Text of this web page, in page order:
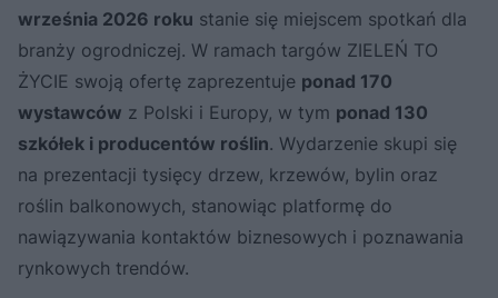
września 2026 roku stanie się miejscem spotkań dla
branży ogrodniczej. W ramach targów ZIELEŃ TO
ŻYCIE swoją ofertę zaprezentuje ponad 170
wystawców z Polski i Europy, w tym ponad 130
szkółek i producentów roślin. Wydarzenie skupi się
na prezentacji tysięcy drzew, krzewów, bylin oraz
roślin balkonowych, stanowiąc platformę do
nawiązywania kontaktów biznesowych i poznawania
rynkowych trendów.